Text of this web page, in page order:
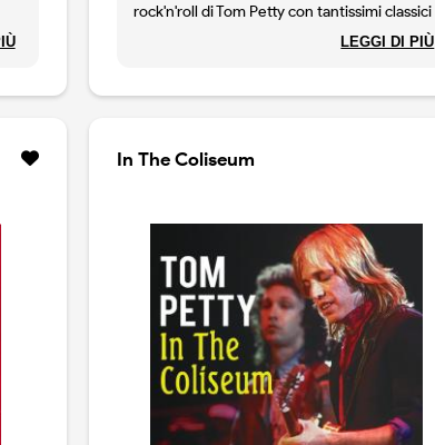
rock'n'roll di Tom Petty con tantissimi classici
interpretati da Chris Stapleton, Dolly Parton,
LEGGI DI PIÙ
In The Coliseum